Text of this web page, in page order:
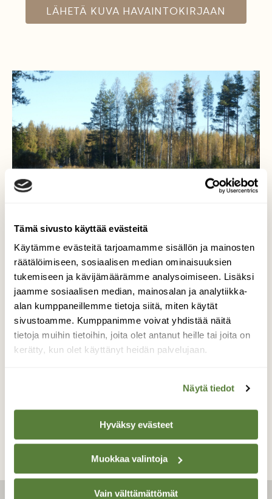
Tämä sivusto käyttää evästeitä
Käytämme evästeitä tarjoamamme sisällön ja mainosten
räätälöimiseen, sosiaalisen median ominaisuuksien
tukemiseen ja kävijämäärämme analysoimiseen. Lisäksi
jaamme sosiaalisen median, mainosalan ja analytiikka-
alan kumppaneillemme tietoja siitä, miten käytät
sivustoamme. Kumppanimme voivat yhdistää näitä
tietoja muihin tietoihin, joita olet antanut heille tai joita on
kerätty, kun olet käyttänyt heidän palvelujaan.
Näytä tiedot
Hyväksy evästeet
Muokkaa valintoja
Vain välttämättömät
LÄHETÄ KUVA HAVAINTOKIRJAAN
Kuura-aamu
Toinen kuura-aamu tänä syksynä, eilen ja
tänään.
Valokuvaaja: Anja Mustamaa, Kouvola 25.9.2025